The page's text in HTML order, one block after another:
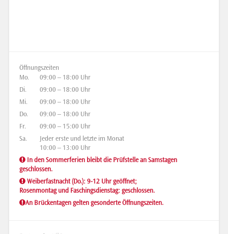
Öffnungszeiten
Mo.
09:00 – 18:00 Uhr
Di.
09:00 – 18:00 Uhr
Mi.
09:00 – 18:00 Uhr
Do.
09:00 – 18:00 Uhr
Fr.
09:00 – 15:00 Uhr
Sa.
Jeder erste und letzte im Monat
10:00 – 13:00 Uhr
In den Sommerferien bleibt die Prüfstelle an Samstagen
geschlossen.
Weiberfastnacht (Do.): 9-12 Uhr geöffnet;
Rosenmontag und Faschingsdienstag: geschlossen.
An Brückentagen gelten gesonderte Öffnungszeiten.